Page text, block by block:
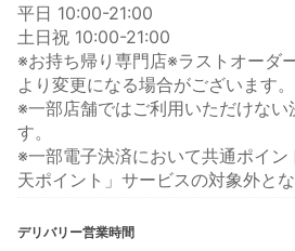
平日 10:00-21:00
土日祝 10:00-21:00
※お持ち帰り専門店※ラストオーダ
より変更になる場合がございます。
※一部店舗ではご利用いただけない
す。
※一部電子決済において共通ポイ
天ポイント」サービスの対象外と
デリバリー営業時間